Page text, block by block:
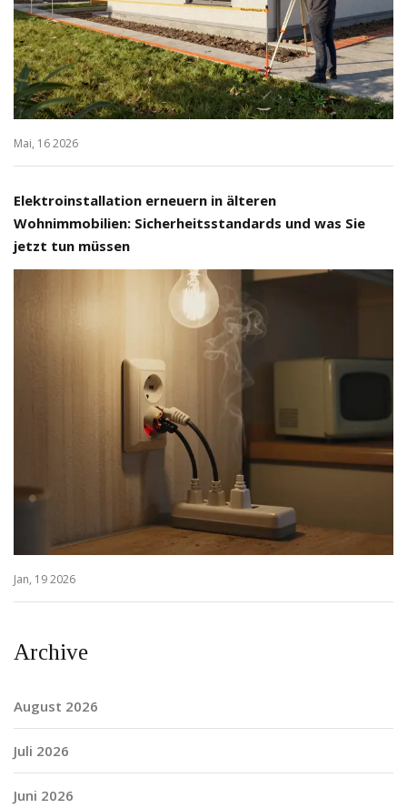
Mai, 16 2026
Elektroinstallation erneuern in älteren
Wohnimmobilien: Sicherheitsstandards und was Sie
jetzt tun müssen
Jan, 19 2026
Archive
August 2026
Juli 2026
Juni 2026